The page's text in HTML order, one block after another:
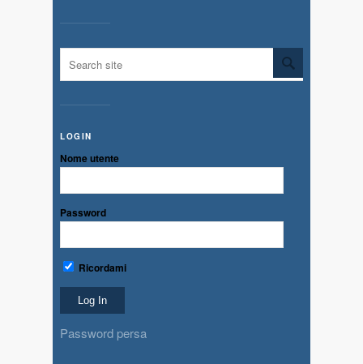
LOGIN
Nome utente
Password
Ricordami
Password persa